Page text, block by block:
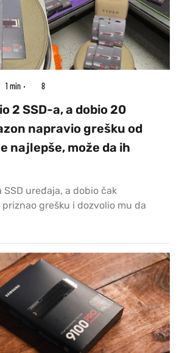
1 min 8
2 SSD-a, a dobio 20
napravio grešku od
najlepše, može da ih
uređaja, a dobio čak
grešku i dozvolio mu da